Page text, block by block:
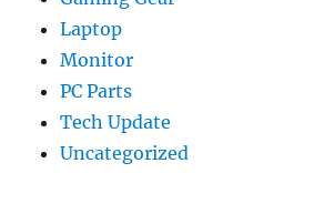
Laptop
Monitor
PC Parts
Tech Update
Uncategorized